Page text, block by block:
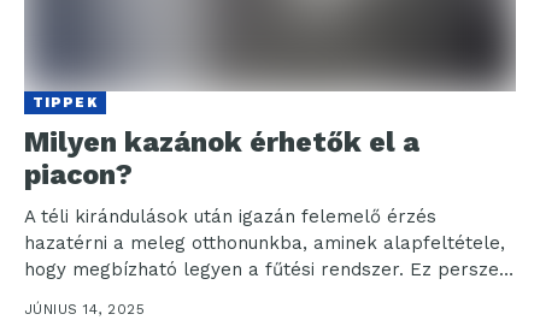
TIPPEK
Milyen kazánok érhetők el a
piacon?
A téli kirándulások után igazán felemelő érzés
hazatérni a meleg otthonunkba, aminek alapfeltétele,
hogy megbízható legyen a fűtési rendszer. Ez persze
evidenciának tűnhet,...
JÚNIUS 14, 2025